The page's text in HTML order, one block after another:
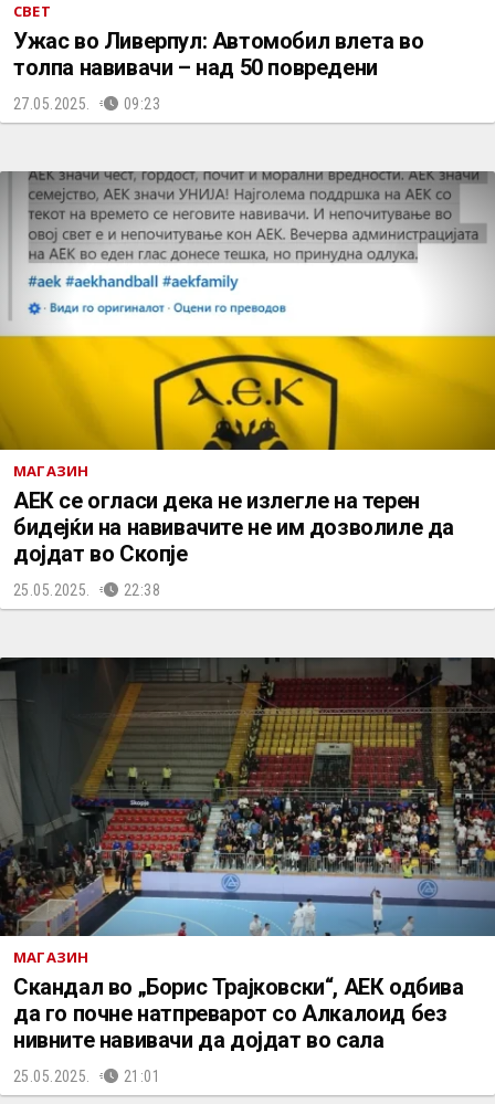
СВЕТ
Ужас во Ливерпул: Автомобил влета во
толпа навивачи – над 50 повредени
27.05.2025. 09:23
МАГАЗИН
АЕК се огласи дека не излегле на терен
бидејќи на навивачите не им дозволиле да
дојдат во Скопје
25.05.2025. 22:38
МАГАЗИН
Скандал во „Борис Трајковски“, АЕК одбива
да го почне натпреварот со Алкалоид без
нивните навивачи да дојдат во сала
25.05.2025. 21:01